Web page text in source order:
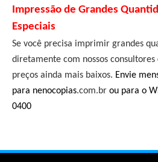
Impressão de Grandes
Especiais
Se você precisa imprimir grandes
diretamente com nossos
preços ainda mais baixos. Envie
para nenocopias.com.br ou para o
0400